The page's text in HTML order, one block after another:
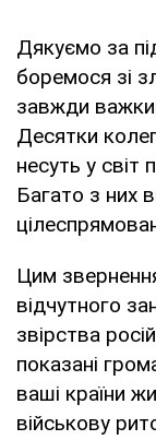
Дякуємо за
боремося зі
завжди
Десятки
несуть у світ
Багато з них
Цим
відчутного
звірства
показані
ваші країни
військову